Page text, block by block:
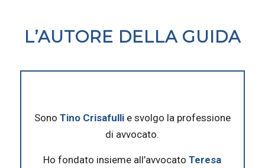
L’AUTORE DELLA GUIDA
Sono Tino Crisafullie svolgo la professione
di avvocato.
Ho fondato insieme all’avvocatoTeresa